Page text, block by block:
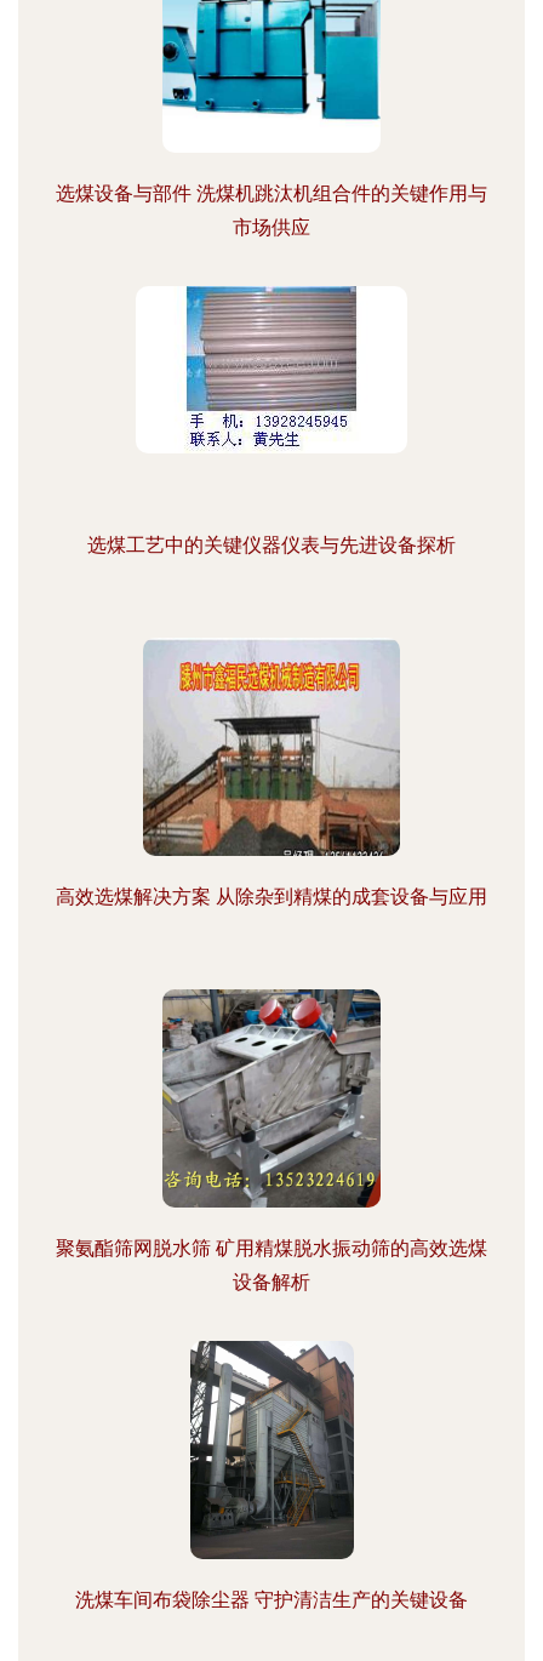
选煤设备与部件 洗煤机跳汰机组合件的关键作用与
市场供应
选煤工艺中的关键仪器仪表与先进设备探析
高效选煤解决方案 从除杂到精煤的成套设备与应用
聚氨酯筛网脱水筛 矿用精煤脱水振动筛的高效选煤
设备解析
洗煤车间布袋除尘器 守护清洁生产的关键设备